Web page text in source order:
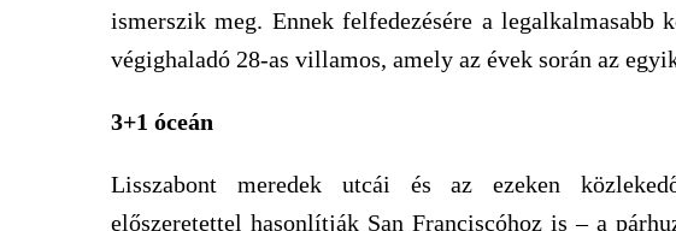
ismerszik meg. Ennek felfedezésére a legalkalmasabb
végighaladó 28-as villamos, amely az évek során az
3+1 óceán
Lisszabont meredek utcái és az ezeken
előszeretettel hasonlítják San Franciscóhoz is – a